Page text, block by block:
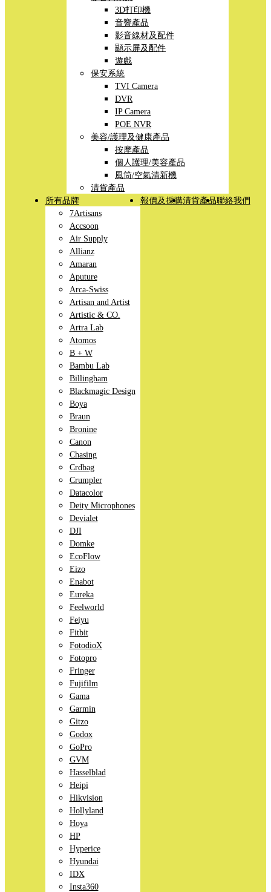
3D打印機
音響產品
影音線材及配件
顯示屏及配件
遊戲
保安系統
TVI Camera
DVR
IP Camera
POE NVR
美容/護理及健康產品
按摩產品
個人護理/美容產品
風筒/空氣清新機
清貨產品
所有品牌
7Artisans
Accsoon
Air Supply
Allianz
Amaran
Aputure
Arca-Swiss
Artisan and Artist
Artistic & CO.
Artra Lab
Atomos
B + W
Bambu Lab
Billingham
Blackmagic Design
Boya
Braun
Bronine
Canon
Chasing
Crdbag
Crumpler
Datacolor
Deity Microphones
Devialet
DJI
Domke
EcoFlow
Eizo
Enabot
Eureka
Feelworld
Feiyu
Fitbit
FotodioX
Fotopro
Fringer
Fujifilm
Gama
Garmin
Gitzo
Godox
GoPro
GVM
Hasselblad
Heipi
Hikvision
Hollyland
Hoya
HP
Hyperice
Hyundai
IDX
Insta360
報價及採購清貨產品聯絡我們